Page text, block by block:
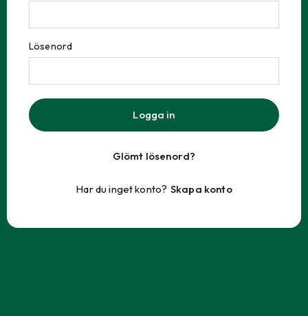
Lösenord
Logga in
Glömt lösenord?
Har du inget konto? Skapa konto